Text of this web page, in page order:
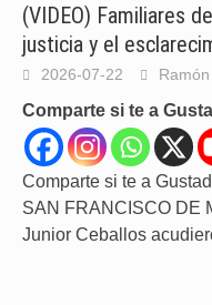
(VIDEO) Familiares
justicia y el
2026-07-22
Comparte si te a
Comparte si te a
SAN FRANCISCO DE
Junior Ceballos